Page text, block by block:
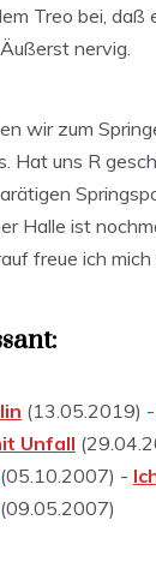
Treo bei, daß
nervig.
wir zum
Hat uns R
Halle ist
freue ich mich
(13.05.2019) -
Unfall
(05.10.2007) -
(09.05.2007)